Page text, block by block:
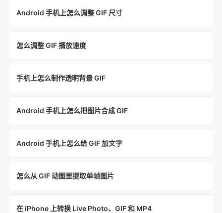
Android 手机上怎么调整 GIF 尺寸
怎么调整 GIF 播放速度
手机上怎么制作透明背景 GIF
Android 手机上怎么把图片合成 GIF
Android 手机上怎么给 GIF 加文字
怎么从 GIF 动图里提取单帧图片
在 iPhone 上转换 Live Photo、GIF 和 MP4